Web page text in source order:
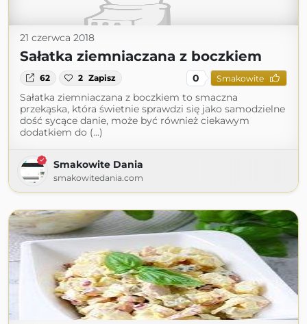
21 czerwca 2018
Sałatka ziemniaczana z boczkiem
62 2 Zapisz 0 Smakowite
Sałatka ziemniaczana z boczkiem to smaczna
przekąska, która świetnie sprawdzi się jako samodzielne
dość sycące danie, może być również ciekawym
dodatkiem do (...)
Smakowite Dania
smakowitedania.com